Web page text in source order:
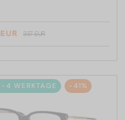
337 EUR
4 WERKTAGE -41%